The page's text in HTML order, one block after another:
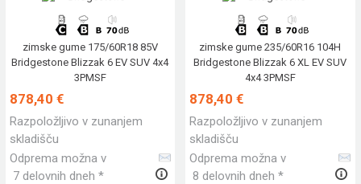
zimske gume 175/60R18 85V
Bridgestone Blizzak 6 EV SUV 4x4
3PMSF
878,40 €
Razpoložljivo v zunanjem
skladišču
Odprema možna v
7 delovnih dneh *
zimske gume 235/60R16 104H
Bridgestone Blizzak 6 XL EV SUV
4x4 3PMSF
878,40 €
Razpoložljivo v zunanjem
skladišču
Odprema možna v
8 delovnih dneh *